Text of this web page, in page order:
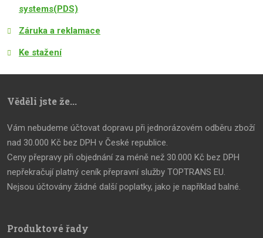
systems(PDS)
Záruka a reklamace
Ke stažení
Věděli jste že...
Vám nebudeme účtovat dopravu při jednorázovém odběru zboží
nad 30.000 Kč bez DPH v České republice.
Ceny přepravy při objednání za méně než 30.000 Kč bez DPH
nepřekračují platný ceník přepravní služby TOPTRANS EU.
Nejsou účtovány žádné další poplatky, jako je například balné.
Produktové řady